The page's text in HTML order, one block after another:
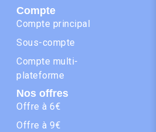
Compte
Compte principal
Sous-compte
Compte multi-
plateforme
Nos offres
Offre à 6€
Offre à 9€